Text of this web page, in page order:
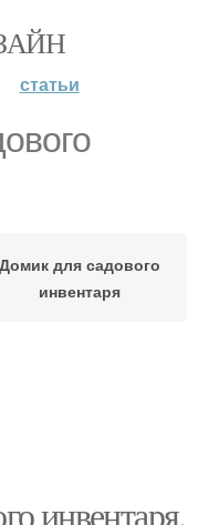
статьи
Домик для садового
инвентаря
инвентаря.